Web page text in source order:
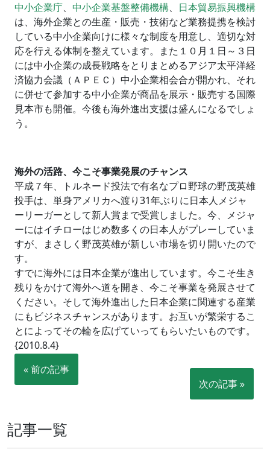
中小企業庁、 中小企業基盤整備機構、 日本貿易振興機構
は、海外企業との生産・販売・技術など業務提携を検討
している中小企業向けに様々な制度を用意し、適切な対
応を行える体制を整えています。また１０月１日～３日
には中小企業の成長戦略をとりまとめるアジア太平洋経
済協力会議（ＡＰＥＣ）中小企業相会合が開かれ、それ
に併せて参加する中小企業が商品を展示・販売する国際
見本市も開催。今後も海外進出支援は盛んになるでしょ
う。
海外の活路、今こそ事業発展のチャンス
平成７年、トルネード投法で有名なプロ野球の野茂英雄
投手は、単身アメリカへ渡り31年ぶりに日本人メジャ
ーリーガーとして新人賞まで受賞しました。今、メジャ
ーにはイチローはじめ数多くの日本人がプレーしていま
すが、まさしく野茂英雄が新しい市場を切り開いたので
す。
すでに海外には日本企業が進出しています。今こそ生き
残りをかけて海外へ道を開き、今こそ事業を発展させて
ください。そして海外進出した日本企業に関連する産業
にもビジネスチャンスがあります。お互いが繁栄するこ
とによってその輪を広げていってもらいたいものです。
{2010.8.4}
« 前の記事
次の記事 »
記事一覧